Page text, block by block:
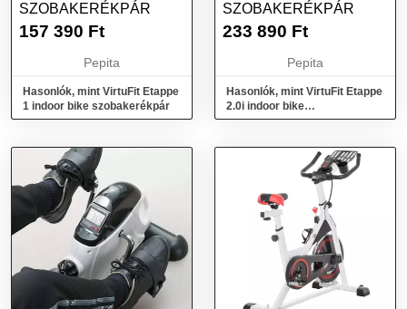
SZOBAKERÉKPÁR
157 390 Ft
Pepita
Hasonlók, mint VirtuFit Etappe
1 indoor bike szobakerékpár
SZOBAKERÉKPÁR
233 890 Ft
Pepita
Hasonlók, mint VirtuFit Etappe
2.0i indoor bike
szobakerékpár